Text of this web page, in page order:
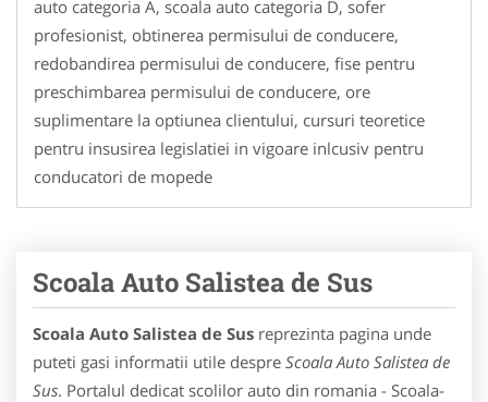
auto categoria A, scoala auto categoria D, sofer
profesionist, obtinerea permisului de conducere,
redobandirea permisului de conducere, fise pentru
preschimbarea permisului de conducere, ore
suplimentare la optiunea clientului, cursuri teoretice
pentru insusirea legislatiei in vigoare inlcusiv pentru
conducatori de mopede
Scoala Auto Salistea de Sus
Scoala Auto Salistea de Sus reprezinta pagina unde
puteti gasi informatii utile despre Scoala Auto Salistea de
Sus. Portalul dedicat scolilor auto din romania - Scoala-